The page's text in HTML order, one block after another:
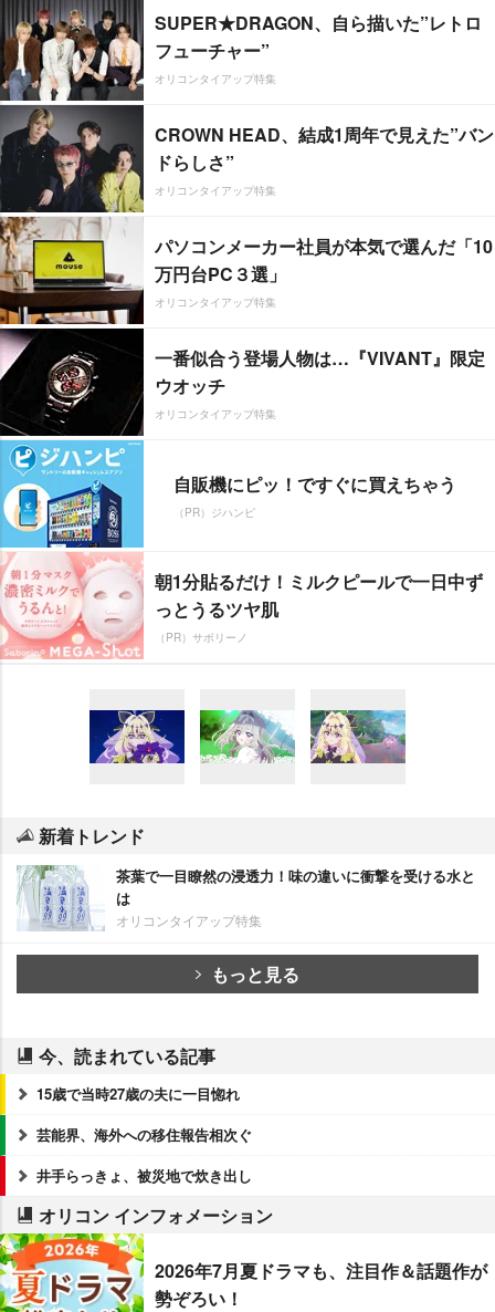
SUPER★DRAGON、自ら描いた”レトロ
フューチャー”
オリコンタイアップ特集
CROWN HEAD、結成1周年で見えた”バン
ドらしさ”
オリコンタイアップ特集
パソコンメーカー社員が本気で選んだ「10
万円台PC３選」
オリコンタイアップ特集
一番似合う登場人物は…『VIVANT』限定
ウオッチ
オリコンタイアップ特集
自販機にピッ！ですぐに買えちゃう
（PR）ジハンピ
朝1分貼るだけ！ミルクピールで一日中ず
っとうるツヤ肌
（PR）サボリーノ
新着トレンド
茶葉で一目瞭然の浸透力！味の違いに衝撃を受ける水と
は
オリコンタイアップ特集
もっと見る
今、読まれている記事
15歳で当時27歳の夫に一目惚れ
芸能界、海外への移住報告相次ぐ
井手らっきょ、被災地で炊き出し
オリコン インフォメーション
2026年7月夏ドラマも、注目作＆話題作が
勢ぞろい！